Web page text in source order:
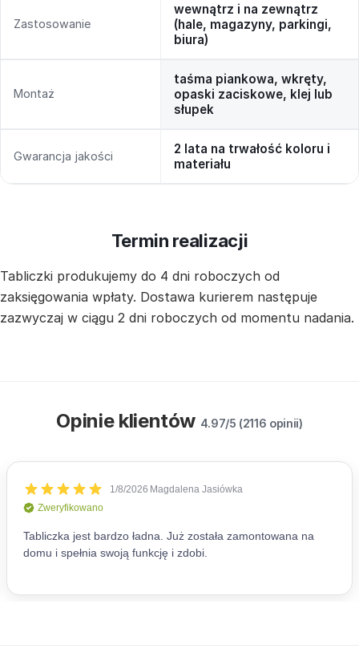
Zastosowanie
wewnątrz i na zewnątrz
(hale, magazyny, parkingi,
biura)
Montaż
taśma piankowa, wkręty,
opaski zaciskowe, klej lub
słupek
Gwarancja jakości
2 lata na trwałość koloru i
materiału
Termin realizacji
Tabliczki produkujemy do 4 dni roboczych od
zaksięgowania wpłaty. Dostawa kurierem następuje
zazwyczaj w ciągu 2 dni roboczych od momentu nadania.
Opinie klientów 4.97/5 (2116 opinii)